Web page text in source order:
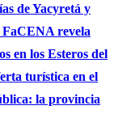
de Yacyretá y
revela
en los Esteros del
turística en el
la provincia